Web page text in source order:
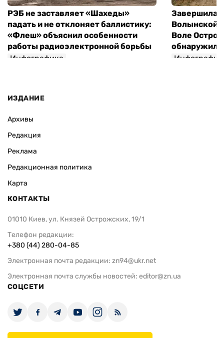
РЭБ не заставляет «Шахеды»
падать и не отклоняет баллистику:
«Флеш» объяснил особенности
работы радиоэлектронной борьбы
Инфографика
Волынской
Воле
обнаружили
ИЗДАНИЕ
Архивы
Редакция
Реклама
Редакционная политика
Карта
КОНТАКТЫ
01010 Киев, ул. Князей Острожских, 19/1
Телефон редакции:
+380 (44) 280-04-85
Электронная почта редакции: zn94@ukr.net
Электронная почта службы новостей: editor@zn.ua
СОЦСЕТИ